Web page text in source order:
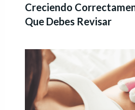
Creciendo
Que Debes Revisar